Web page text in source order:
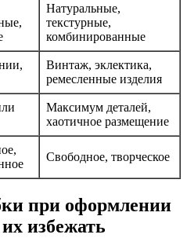
Натуральные,
текстурные,
комбинированные
Винтаж, эклектика,
ремесленные изделия
Максимум деталей,
хаотичное размещение
Свободное, творческое
при оформлении
избежать